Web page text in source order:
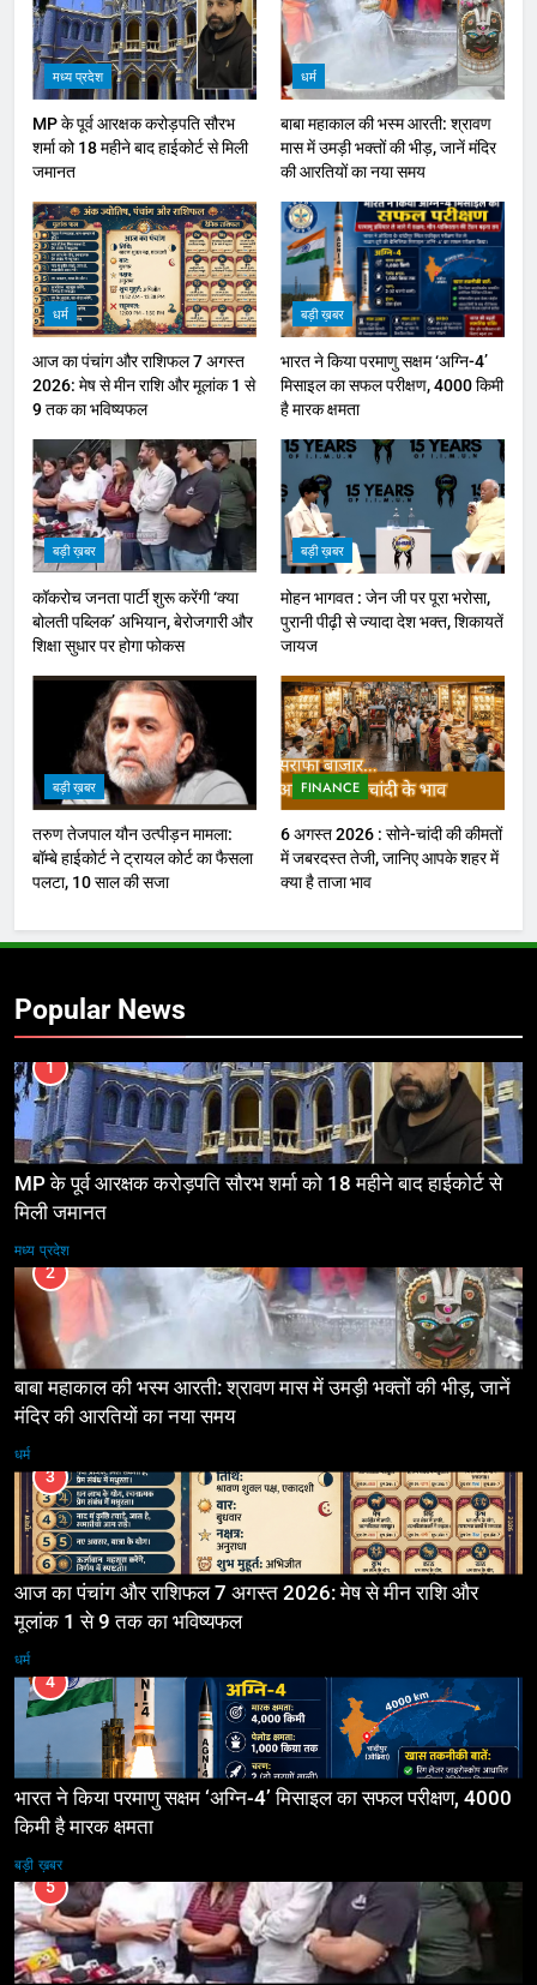
मध्य प्रदेश
MP के पूर्व आरक्षक करोड़पति सौरभ
शर्मा को 18 महीने बाद हाईकोर्ट से मिली
जमानत
धर्म
बाबा महाकाल की भस्म आरती: श्रावण
मास में उमड़ी भक्तों की भीड़, जानें मंदिर
की आरतियों का नया समय
धर्म
आज का पंचांग और राशिफल 7 अगस्त
2026: मेष से मीन राशि और मूलांक 1 से
9 तक का भविष्यफल
बड़ी ख़बर
भारत ने किया परमाणु सक्षम ‘अग्नि-4’
मिसाइल का सफल परीक्षण, 4000 किमी
है मारक क्षमता
बड़ी ख़बर
कॉकरोच जनता पार्टी शुरू करेंगी ‘क्या
बोलती पब्लिक’ अभियान, बेरोजगारी और
शिक्षा सुधार पर होगा फोकस
बड़ी ख़बर
मोहन भागवत : जेन जी पर पूरा भरोसा,
पुरानी पीढ़ी से ज्यादा देश भक्त, शिकायतें
जायज
बड़ी ख़बर
तरुण तेजपाल यौन उत्पीड़न मामला:
बॉम्बे हाईकोर्ट ने ट्रायल कोर्ट का फैसला
पलटा, 10 साल की सजा
FINANCE
6 अगस्त 2026 : सोने-चांदी की कीमतों
में जबरदस्त तेजी, जानिए आपके शहर में
क्या है ताजा भाव
Popular News
1
MP के पूर्व आरक्षक करोड़पति सौरभ शर्मा को 18 महीने बाद हाईकोर्ट से
मिली जमानत
मध्य प्रदेश
2
बाबा महाकाल की भस्म आरती: श्रावण मास में उमड़ी भक्तों की भीड़, जानें
मंदिर की आरतियों का नया समय
धर्म
3
आज का पंचांग और राशिफल 7 अगस्त 2026: मेष से मीन राशि और
मूलांक 1 से 9 तक का भविष्यफल
धर्म
4
भारत ने किया परमाणु सक्षम ‘अग्नि-4’ मिसाइल का सफल परीक्षण, 4000
किमी है मारक क्षमता
बड़ी ख़बर
5